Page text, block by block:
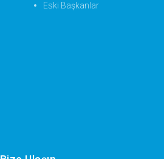
Eski Başkanlar